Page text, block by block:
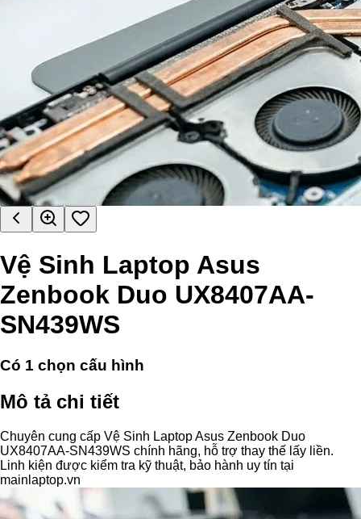
Vệ Sinh Laptop Asus
Zenbook Duo UX8407AA-
SN439WS
Có 1 chọn cấu hình
Mô tả chi tiết
Chuyên cung cấp Vệ Sinh Laptop Asus Zenbook Duo
UX8407AA-SN439WS chính hãng, hỗ trợ thay thế lấy liền.
Linh kiện được kiểm tra kỹ thuật, bảo hành uy tín tại
mainlaptop.vn